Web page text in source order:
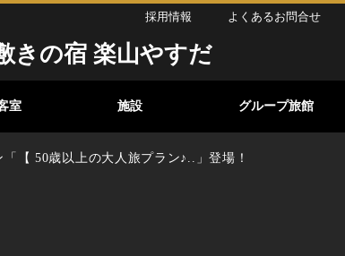
採用情報 よくあるお問合せ
きの宿 楽山やすだ
室 施設 グループ旅館
「【 50歳以上の大人旅プラン♪..」登場！